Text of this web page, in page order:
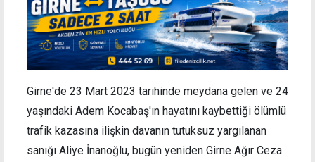
Girne'de 23 Mart 2023 tarihinde meydana gelen ve 24
yaşındaki Adem Kocabaş'ın hayatını kaybettiği ölümlü
trafik kazasına ilişkin davanın tutuksuz yargılanan
sanığı Aliye İnanoğlu, bugün yeniden Girne Ağır Ceza